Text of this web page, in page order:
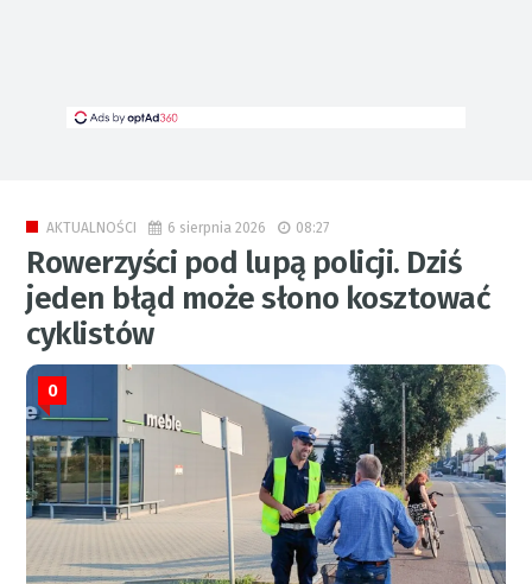
AKTUALNOŚCI 6 sierpnia 2026 08:27
Rowerzyści pod lupą policji. Dziś
jeden błąd może słono kosztować
cyklistów
0